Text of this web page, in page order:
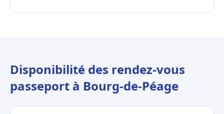
Disponibilité des rendez-vous
passeport à Bourg-de-Péage